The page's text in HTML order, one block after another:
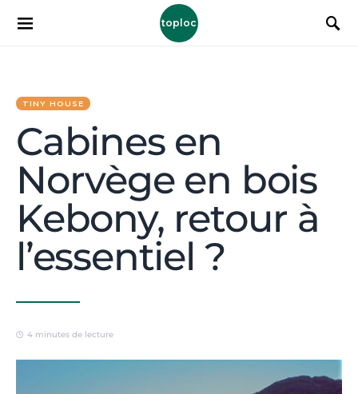
toploc
TINY HOUSE
Cabines en
Norvège en bois
Kebony, retour à
l’essentiel ?
4 minutes de lecture